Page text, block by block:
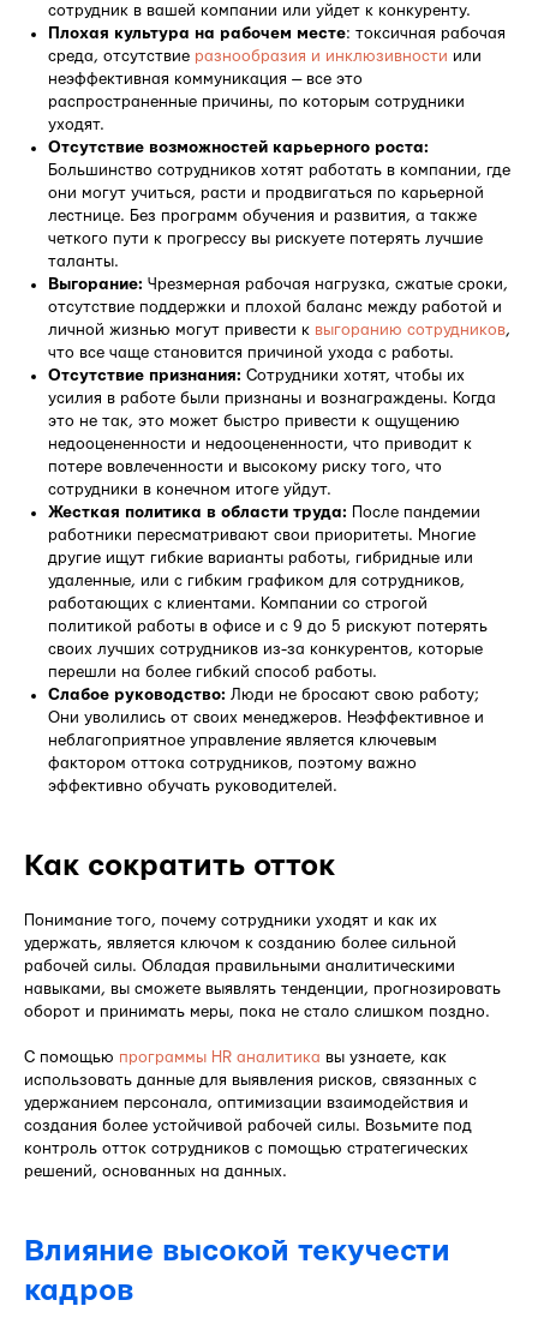
сотрудник в вашей компании или уйдет к конкуренту.
Плохая культура на рабочем месте: токсичная рабочая
среда, отсутствие разнообразия и инклюзивности или
неэффективная коммуникация — все это
распространенные причины, по которым сотрудники
уходят.
Отсутствие возможностей карьерного роста:
Большинство сотрудников хотят работать в компании, где
они могут учиться, расти и продвигаться по карьерной
лестнице. Без программ обучения и развития, а также
четкого пути к прогрессу вы рискуете потерять лучшие
таланты.
Выгорание: Чрезмерная рабочая нагрузка, сжатые сроки,
отсутствие поддержки и плохой баланс между работой и
личной жизнью могут привести к выгоранию сотрудников,
что все чаще становится причиной ухода с работы.
Отсутствие признания: Сотрудники хотят, чтобы их
усилия в работе были признаны и вознаграждены. Когда
это не так, это может быстро привести к ощущению
недооцененности и недооцененности, что приводит к
потере вовлеченности и высокому риску того, что
сотрудники в конечном итоге уйдут.
Жесткая политика в области труда: После пандемии
работники пересматривают свои приоритеты. Многие
другие ищут гибкие варианты работы, гибридные или
удаленные, или с гибким графиком для сотрудников,
работающих с клиентами. Компании со строгой
политикой работы в офисе и с 9 до 5 рискуют потерять
своих лучших сотрудников из-за конкурентов, которые
перешли на более гибкий способ работы.
Слабое руководство: Люди не бросают свою работу;
Они уволились от своих менеджеров. Неэффективное и
неблагоприятное управление является ключевым
фактором оттока сотрудников, поэтому важно
эффективно обучать руководителей.
Как сократить отток
Понимание того, почему сотрудники уходят и как их
удержать, является ключом к созданию более сильной
рабочей силы. Обладая правильными аналитическими
навыками, вы сможете выявлять тенденции, прогнозировать
оборот и принимать меры, пока не стало слишком поздно.
С помощью программы HR аналитика вы узнаете, как
использовать данные для выявления рисков, связанных с
удержанием персонала, оптимизации взаимодействия и
создания более устойчивой рабочей силы. Возьмите под
контроль отток сотрудников с помощью стратегических
решений, основанных на данных.
Влияние высокой текучести
кадров